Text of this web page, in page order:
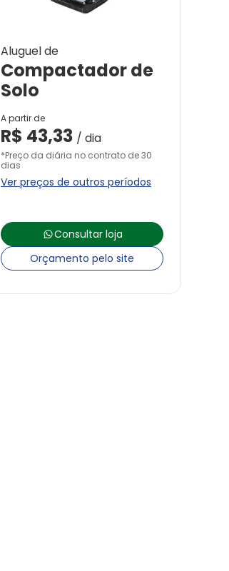
Aluguel de
Compactador de
Solo
A partir de
R$ 43,33 / dia
*Preço da diária no contrato de 30
dias
Ver preços de outros períodos
Consultar loja
Orçamento pelo site